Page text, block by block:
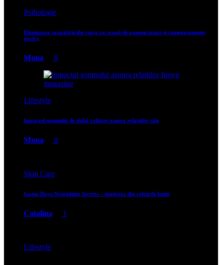
Psihologie
Eliminarea toxicității din viața ta: scapă de oameni toxici și comportamente
nocive
Mona 0
Lifestyle
Impactul somnului de slabă calitate asupra relațiilor tale
Mona 0
Skin Care
Gama Dove Nourishing Secrets – inspirata din colturile lumii
Catalina 1
Lifestyle